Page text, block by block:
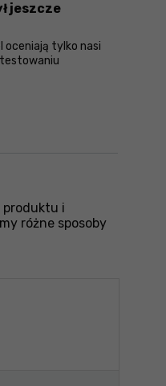
jeszcze
oceniają tylko nasi
produktu i
różne sposoby